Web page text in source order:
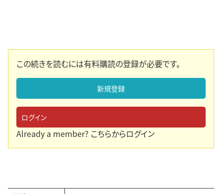
この続きを読むには有料購読の登録が必要です。
新規登録
ログイン
Already a member? こちらからログイン